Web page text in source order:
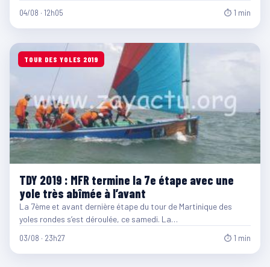
04/08 · 12h05 ⏱ 1 min
TOUR DES YOLES 2019
TDY 2019 : MFR termine la 7e étape avec une
yole très abîmée à l’avant
La 7ème et avant dernière étape du tour de Martinique des
yoles rondes s’est déroulée, ce samedi. La…
03/08 · 23h27 ⏱ 1 min